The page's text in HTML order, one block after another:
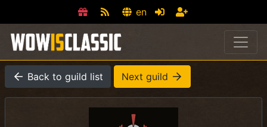
en
Back to guild list Next guild